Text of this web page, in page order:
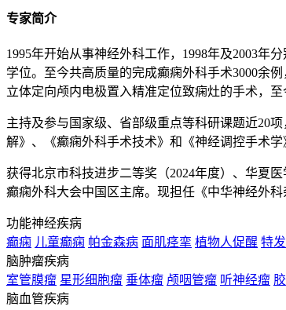
专家简介
1995年开始从事神经外科工作，1998年及2003年
学位。至今共高质量的完成癫痫外科手术3000余
立体定向颅内电极置入精准定位致痫灶的手术，
主持及参与国家级、省部级重点等科研课题近20
解》、《癫痫外科手术技术》和《神经调控手术
获得北京市科技进步二等奖（2024年度）、华夏
癫痫外科大会中国区主席。现担任《中华神经外
功能神经疾病
癫痫 儿童癫痫 帕金森病 面肌痉挛 植物人促醒 特
脑肿瘤疾病
室管膜瘤 星形细胞瘤 垂体瘤 颅咽管瘤 听神经瘤
脑血管疾病